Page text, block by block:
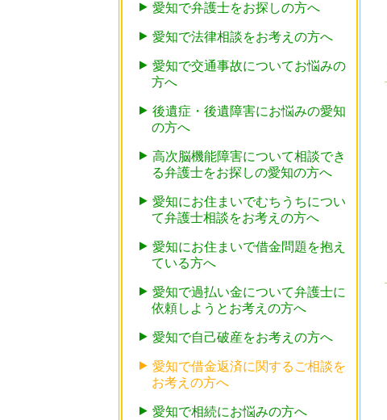
愛知で弁護士をお探しの方へ
愛知で法律相談をお考えの方へ
愛知で交通事故についてお悩みの
方へ
後遺症・後遺障害にお悩みの愛知
の方へ
高次脳機能障害について相談でき
る弁護士をお探しの愛知の方へ
愛知にお住まいでむちうちについ
て弁護士相談をお考えの方へ
愛知にお住まいで借金問題を抱え
ている方へ
愛知で過払い金について弁護士に
依頼しようとお考えの方へ
愛知で自己破産をお考えの方へ
愛知で借金返済に関するご相談を
お考えの方へ
愛知で相続にお悩みの方へ